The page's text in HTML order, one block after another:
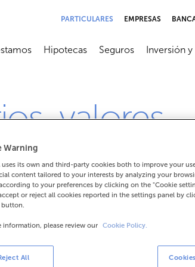
PARTICULARES EMPRESAS
submenú Abrir submenú
Hipotecas
Abrir submenú
Seguros
Abrir
Inversión y
valores
o cajero de
Warning
uses its own and third-party cookies both to improve your
content tailored to your interests by analyzing your
to your preferences by clicking on the "Cookie
or reject all cookies reported in the settings panel by
button.
information, please review our Cookie Policy.
All